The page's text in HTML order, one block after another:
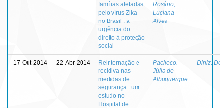
famílias afetadas
pelo vírus Zika
no Brasil : a
urgência do
direito à proteção
social
Rosário,
Luciana
Alves
17-Out-2014 22-Abr-2014
Reinternação e
recidiva nas
medidas de
segurança : um
estudo no
Hospital de
Pacheco,
Júlia de
Albuquerque
Diniz,